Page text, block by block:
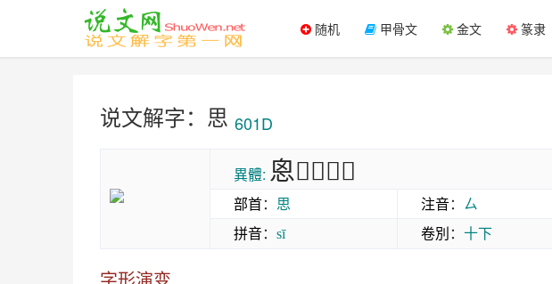
随机 甲骨文 金文 篆隶
说文解字：思 601D
異體: 恖𢙥𢙦𠃼𡴓
部首： 思 注音： ㄙ
拼音： sī 卷別： 十下